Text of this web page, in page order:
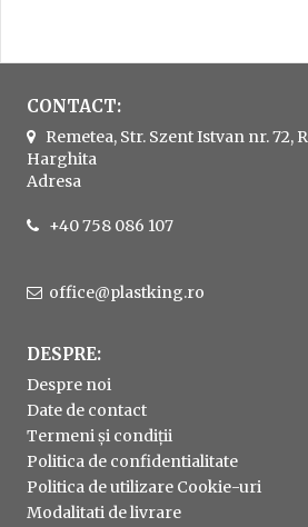
CONTACT:
Remetea, Str. Szent Istvan nr. 72,
Harghita
Adresa
+40 758 086 107
office@plastking.ro
DESPRE:
Despre noi
Date de contact
Termeni și condiții
Politica de confidentialitate
Politica de utilizare Cookie-uri
Modalitati de livrare